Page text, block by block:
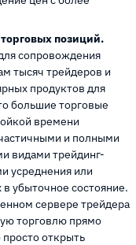
позиций.
сопровождения
тысяч трейдеров и
продуктов для
большие торговые
времени
и полными
видами трейдинг-
усреднения или
убыточное состояние.
сервере трейдера
торговлю прямо
открыть